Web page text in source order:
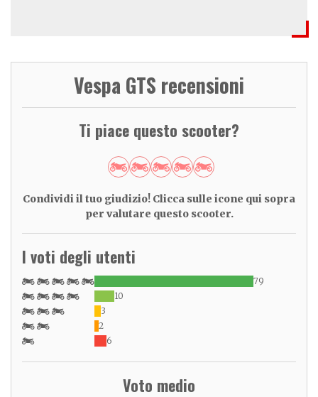
Vespa GTS recensioni
Ti piace questo scooter?
Condividi il tuo giudizio! Clicca sulle icone qui sopra
per valutare questo scooter.
I voti degli utenti
79
10
3
2
6
Voto medio